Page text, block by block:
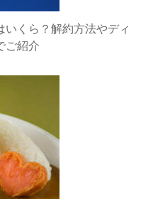
くら？解約方法やディ
ご紹介